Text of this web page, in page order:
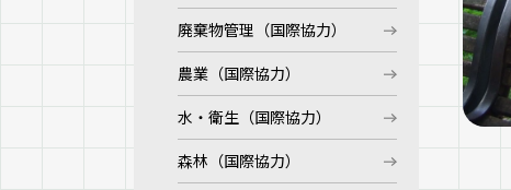
廃棄物管理（国際協力）
農業（国際協力）
水・衛生（国際協力）
森林（国際協力）